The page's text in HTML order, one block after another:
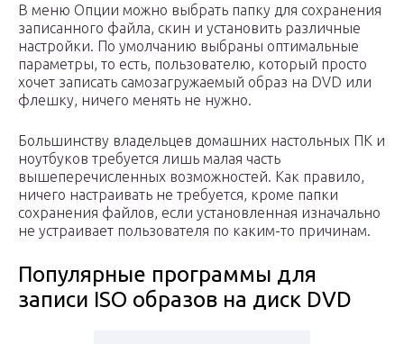
В меню Опции можно выбрать папку для сохранения
записанного файла, скин и установить различные
настройки. По умолчанию выбраны оптимальные
параметры, то есть, пользователю, который просто
хочет записать самозагружаемый образ на DVD или
флешку, ничего менять не нужно.
Большинству владельцев домашних настольных ПК и
ноутбуков требуется лишь малая часть
вышеперечисленных возможностей. Как правило,
ничего настраивать не требуется, кроме папки
сохранения файлов, если установленная изначально
не устраивает пользователя по каким-то причинам.
Популярные программы для
записи ISO образов на диск DVD